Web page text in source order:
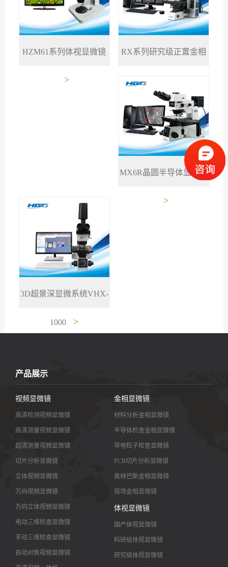
HZM61系列体视显微镜
>
RX系列研究级正置金相
显微镜
MX6R晶圆半导体显微镜
>
3D超景深显微系统VHX-
1000 >
产品展示
视频显微镜
高清检测视频显微镜
高清测量视频显微镜
超清测量视频显微镜
切片分析显微镜
立体视频显微镜
万向视频显微镜
万向立体视频显微镜
电动三维检查显微镜
手动三维检查显微镜
自动对焦视频显微镜
金相显微镜
材料分析金相显微镜
半导体检查金相显微镜
导电粒子检查显微镜
PCB切片分析显微镜
奥林巴斯金相显微镜
现场金相显微镜
体视显微镜
国产体视显微镜
科研级体视显微镜
研究级体视显微镜